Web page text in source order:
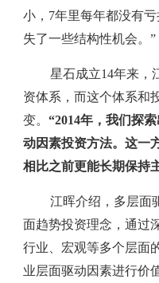
小，7年里每年都没有
失了一些结构性机会。”
星石成立14年来，
资体系，而这个体系和
变。“2014年，我们探
动因素投资方法。这一
相比之前更能长期保持
江晖介绍，多层面
面趋势投资理念，通过
行业、宏观等多个层面
业层面驱动因素进行价